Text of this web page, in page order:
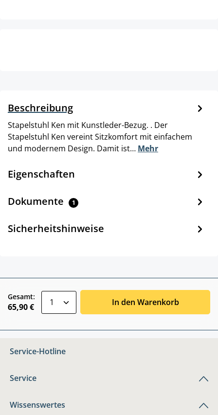
Beschreibung
Stapelstuhl Ken mit Kunstleder-Bezug. . Der
Stapelstuhl Ken vereint Sitzkomfort mit einfachem
und modernem Design. Damit ist… Mehr
Eigenschaften
Dokumente 1
Sicherheitshinweise
Gesamt:
65,90 € In den Warenkorb
Service-Hotline
Service
Wissenswertes